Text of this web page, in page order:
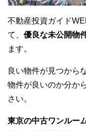
不動産投資ガイド
て、 優良な未公開物
ます。
良い物件が見つから
物件が良いのか分か
さい。
東京の中古ワンルー